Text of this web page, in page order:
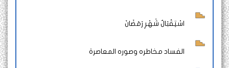
اسْتِقْبَالُ شَهْرِ رَمَضَانَ
الفساد مخاطره وصوره المعاصرة